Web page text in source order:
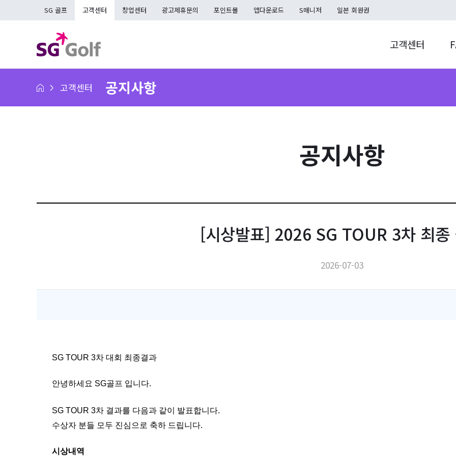
고객센터
SG 골프 고객센터 창업센터 광고제휴문의 포인트몰 앱다운로드 S매니저 일본 회원권
고객센터 공지사항
공지사항
[시상발표] 2026 SG TOUR 3차 최종
2026-07-03
SG TOUR 3차 대회 최종결과
안녕하세요 SG골프 입니다.
SG TOUR 3차 결과를 다음과 같이 발표합니다.
수상자 분들 모두 진심으로 축하 드립니다.
시상내역